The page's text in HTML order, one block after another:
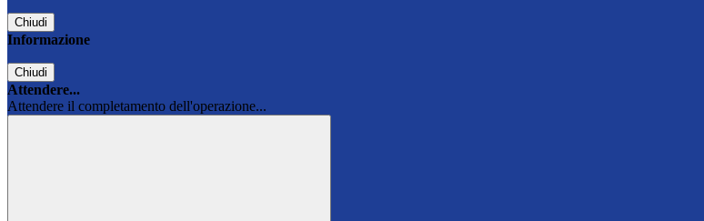
Chiudi
Informazione
Chiudi
Attendere...
Attendere il completamento dell'operazione...